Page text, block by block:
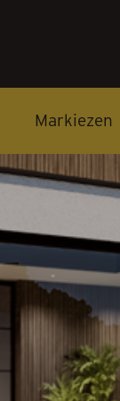
Markiezen